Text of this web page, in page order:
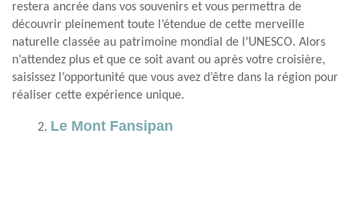
restera ancrée dans vos souvenirs et vous permettra de
découvrir pleinement toute l’étendue de cette merveille
naturelle classée au patrimoine mondial de l’UNESCO. Alors
n’attendez plus et que ce soit avant ou après votre croisière,
saisissez l’opportunité que vous avez d’être dans la région pour
réaliser cette expérience unique.
Le Mont Fansipan